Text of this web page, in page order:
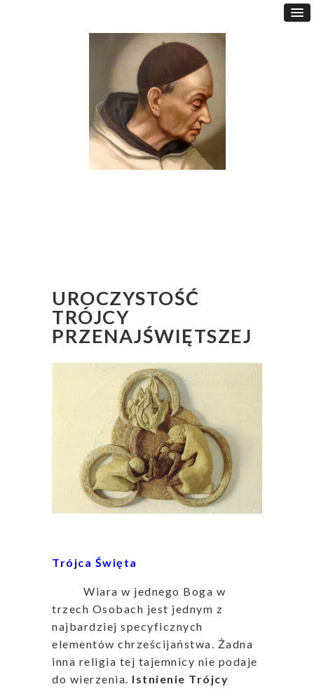
UROCZYSTOŚĆ
TRÓJCY
PRZENAJŚWIĘTSZEJ
Trójca Święta
Wiara w jednego Boga w
trzech Osobach jest jednym z
najbardziej specyficznych
elementów chrześcijaństwa. Żadna
inna religia tej tajemnicy nie podaje
do wierzenia. Istnienie Trójcy